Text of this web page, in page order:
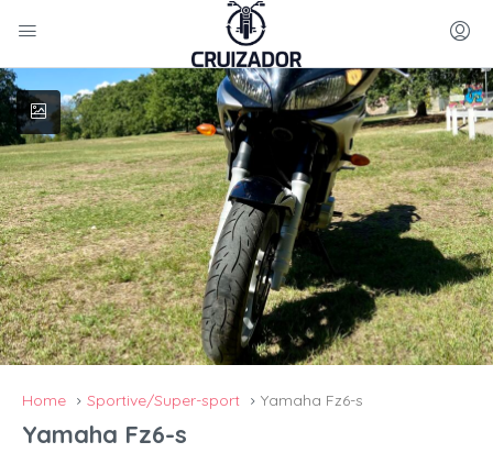
Home Sportive/Super-sport Yamaha Fz6-s
Yamaha Fz6-s